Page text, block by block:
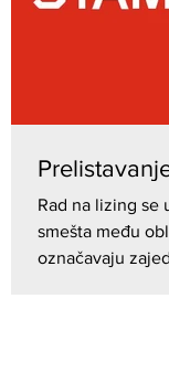
Rad na lizing se
smešta među
označavaju